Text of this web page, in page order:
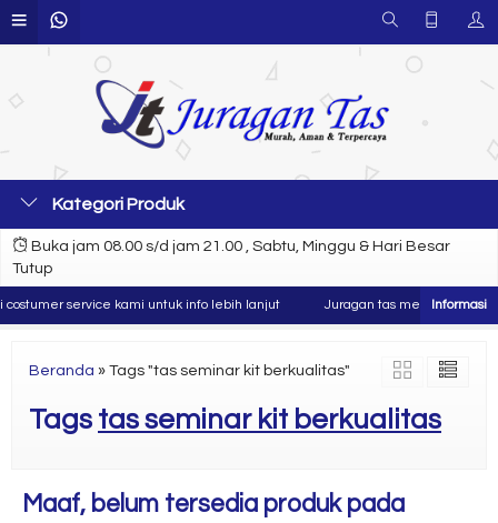
Kategori Produk
Buka jam 08.00 s/d jam 21.00 , Sabtu, Minggu & Hari Besar
Tutup
service kami untuk info lebih lanjut Juragan tas merupakan
Beranda » Tags "tas seminar kit berkualitas"
Tags tas seminar kit berkualitas
Maaf, belum tersedia produk pada